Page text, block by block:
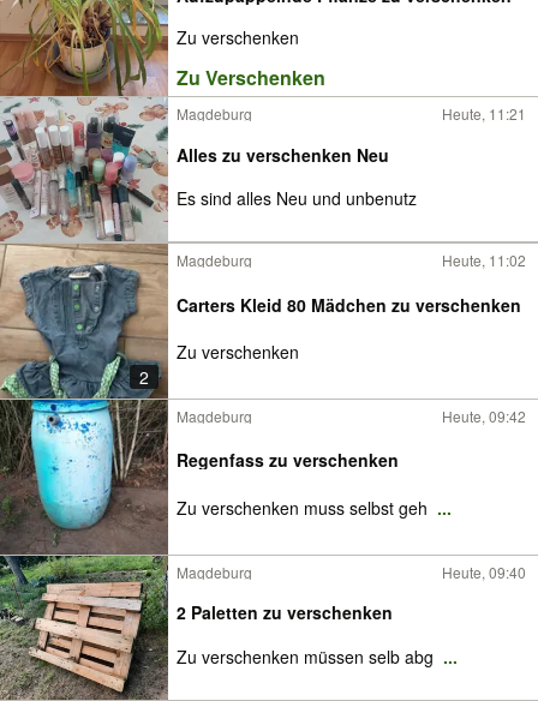
Zu verschenken
Zu Verschenken
Magdeburg Heute, 11:21
Alles zu verschenken Neu
Es sind alles Neu und unbenutz
2
Magdeburg Heute, 11:02
Carters Kleid 80 Mädchen zu verschenken
Zu verschenken
Magdeburg Heute, 09:42
Regenfass zu verschenken
Zu verschenken muss selbst geh ...
Magdeburg Heute, 09:40
2 Paletten zu verschenken
Zu verschenken müssen selb abg ...